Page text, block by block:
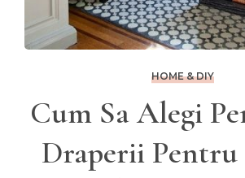
HOME & DIY
Cum Sa Alegi
Draperii